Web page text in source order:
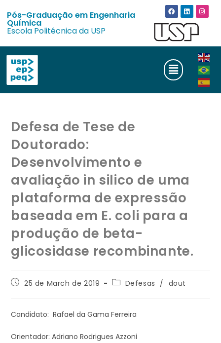
Pós-Graduação em Engenharia
Química
Escola Politécnica da USP
Defesa de Tese de
Doutorado:
Desenvolvimento e
avaliação in silico de uma
plataforma de expressão
baseada em E. coli para a
produção de beta-
glicosidase recombinante.
25 de March de 2019 Defesas / dout
Candidato: Rafael da Gama Ferreira
Orientador: Adriano Rodrigues Azzoni